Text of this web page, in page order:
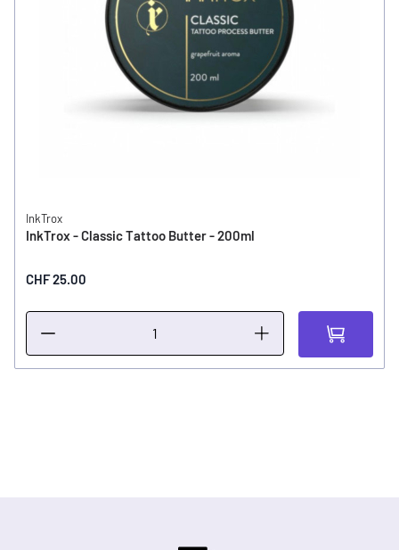
InkTrox
InkTrox - Classic Tattoo Butter - 200ml
CHF 25.00